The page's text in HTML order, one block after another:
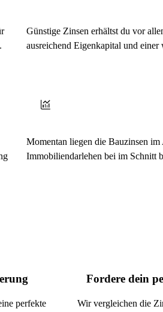
Günstige Zinsen erhältst du vor
ausreichend Eigenkapital und
Momentan liegen die Bauzinsen
Immobiliendarlehen bei im Schnitt
perfekte
Fordere dein
Wir vergleichen die